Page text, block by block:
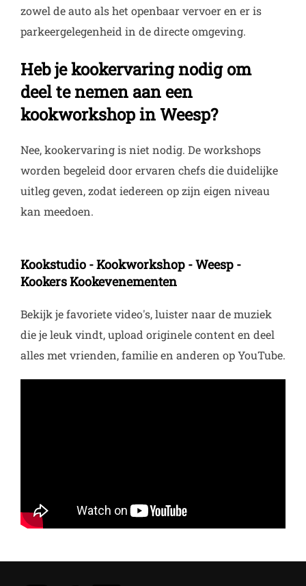
zowel de auto als het openbaar vervoer en er is
parkeergelegenheid in de directe omgeving.
Heb je kookervaring nodig om
deel te nemen aan een
kookworkshop in Weesp?
Nee, kookervaring is niet nodig. De workshops
worden begeleid door ervaren chefs die duidelijke
uitleg geven, zodat iedereen op zijn eigen niveau
kan meedoen.
Kookstudio - Kookworkshop - Weesp -
Kookers Kookevenementen
Bekijk je favoriete video's, luister naar de muziek
die je leuk vindt, upload originele content en deel
alles met vrienden, familie en anderen op YouTube.